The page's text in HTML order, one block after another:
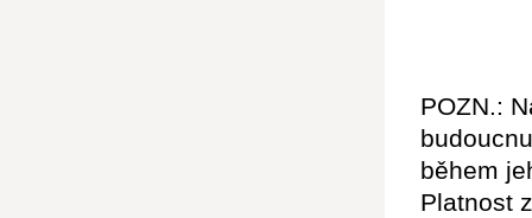
POZN.:
během
Platnost